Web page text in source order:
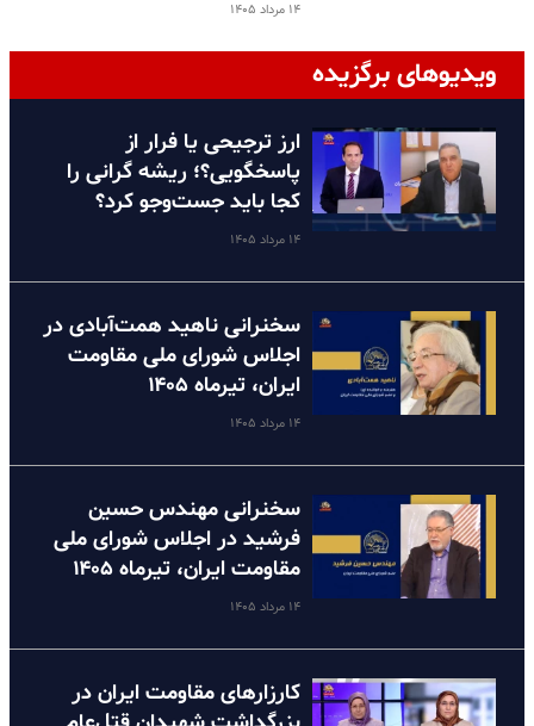
۱۴ مرداد ۱۴۰۵
ویدیوهای برگزیده
ارز ترجیحی یا فرار از
پاسخگویی؟؛ ریشه گرانی را
کجا باید جست‌وجو کرد؟
۱۴ مرداد ۱۴۰۵
سخنرانی ناهید همت‌آبادی در
اجلاس شورای ملی مقاومت
ایران، تیرماه ۱۴۰۵
۱۴ مرداد ۱۴۰۵
سخنرانی مهندس حسین
فرشید در اجلاس شورای ملی
مقاومت ایران، تیرماه ۱۴۰۵
۱۴ مرداد ۱۴۰۵
کارزارهای مقاومت ایران در